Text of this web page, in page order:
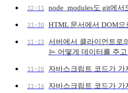
12-11 node_modules도 git에서
11-30 HTML 문서에서 DOM으
11-23
서버에서 클라이언트로
는 어떻게 데이터를 주
11-20 자바스크립트 코드가 가
11-16 자바스크립트 코드가 가